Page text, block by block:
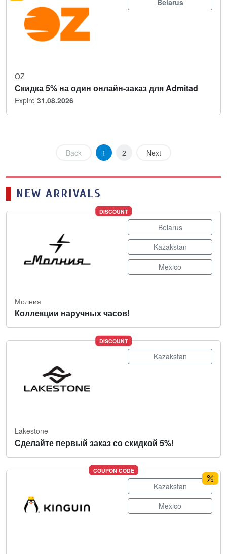
OZ
Скидка 5% на один онлайн-заказ для Admitad
Expire 31.08.2026
Back 1 2 Next
NEW ARRIVALS
DISCOUNT
Belarus
Kazakstan
Mexico
Молния
Коллекции наручных часов!
DISCOUNT
Kazakstan
Lakestone
Сделайте первый заказ со скидкой 5%!
COUPON CODE
Kazakstan
Mexico